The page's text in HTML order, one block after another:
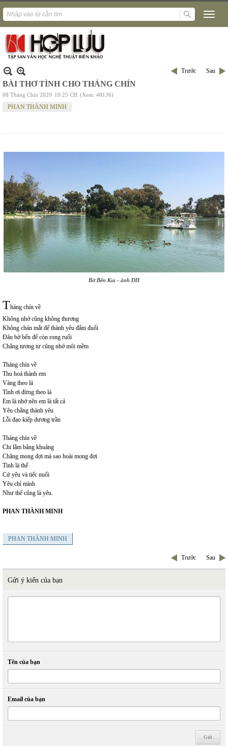
Trước Sau
BÀI THƠ TÌNH CHO THÁNG CHÍN
08 Tháng Chín 2020 10:25 CH (Xem: 48136)
PHAN THÀNH MINH
Bờ Bên Kia - ành ĐH
Tháng chín về
Không nhớ cũng không thương
Không chán mắt để thành yêu đắm đuối
Đâu bờ bến để còn rong ruổi
Chẳng tương tư cũng nhớ môi mềm
Tháng chín về
Thu hoá thành em
Vàng theo lá
Tình ơi đừng theo lá
Em là nhớ nên em là tất cả
Yêu chẳng thành yêu
Lỗi đạo kiếp dương trần
Tháng chín về
Chi lắm bâng khuâng
Chẳng mong đợi mà sao hoài mong đợi
Tình là thế
Cứ yêu và tiếc nuối
Yêu chỉ mình
Như thế cũng là yêu.
PHAN THÀNH MINH
PHAN THÀNH MINH
Trước Sau
Gửi ý kiến của bạn
Tên của bạn
Email của bạn